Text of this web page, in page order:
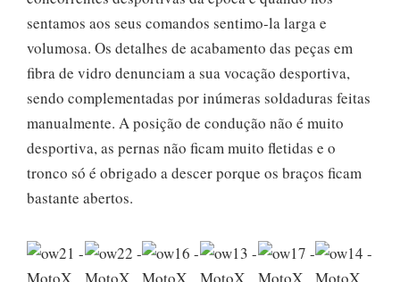
sentamos aos seus comandos sentimo-la larga e
volumosa. Os detalhes de acabamento das peças em
fibra de vidro denunciam a sua vocação desportiva,
sendo complementadas por inúmeras soldaduras feitas
manualmente. A posição de condução não é muito
desportiva, as pernas não ficam muito fletidas e o
tronco só é obrigado a descer porque os braços ficam
bastante abertos.